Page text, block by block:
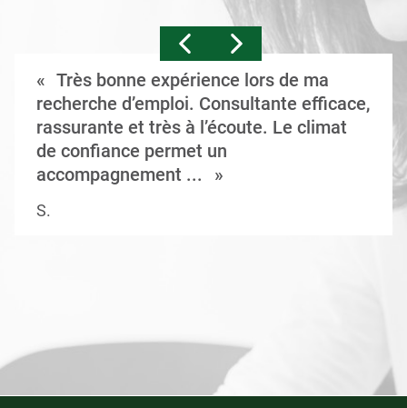
Très bonne expérience lors de ma
recherche d’emploi. Consultante efficace,
rassurante et très à l’écoute. Le climat
de confiance permet un
accompagnement ...
S.